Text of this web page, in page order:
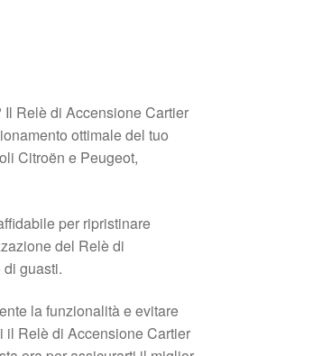
Relè di Accensione Cartier
ottimale del tuo
Citroën e Peugeot,
per ripristinare
del Relè di
guasti.
la funzionalità e evitare
il Relè di Accensione Cartier